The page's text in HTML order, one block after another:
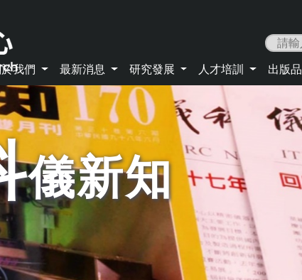
我們 最新消息 研究發展 人才培訓 出版品
儀新知